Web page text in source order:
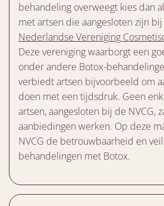
behandeling overweegt kies dan
met artsen die aangesloten zijn bij
Nederlandse Vereniging
Deze vereniging waarborgt een
onder andere Botox-
verbiedt artsen bijvoorbeeld om
doen met een tijdsdruk. Geen
artsen, aangesloten bij de NVCG,
aanbiedingen werken. Op deze
NVCG de betrouwbaarheid en
behandelingen met Botox.